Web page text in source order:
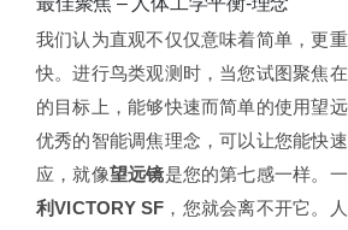
我们认为直观不仅仅意味着简单，更
快。进行鸟类观测时，当您试图聚焦
的目标上，能够快速而简单的使用望远
优秀的智能调焦理念，可以让您能快
应，就像望远镜是您的第七感一样。
利VICTORY SF ，您就会离不开它。